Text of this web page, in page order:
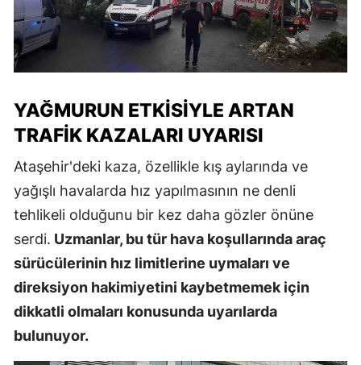
YAĞMURUN ETKISIYLE ARTAN
TRAFIK KAZALARI UYARISI
Ataşehir'deki kaza, özellikle kış aylarında ve
yağışlı havalarda hız yapılmasının ne denli
tehlikeli olduğunu bir kez daha gözler önüne
serdi. Uzmanlar, bu tür hava koşullarında araç
sürücülerinin hız limitlerine uymaları ve
direksiyon hakimiyetini kaybetmemek için
dikkatli olmaları konusunda uyarılarda
bulunuyor.